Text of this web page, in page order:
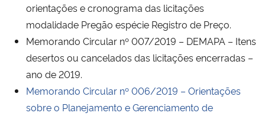
orientações e cronograma das licitações
modalidade Pregão espécie Registro de Preço.
Memorando Circular nº 007/2019 – DEMAPA – Itens
desertos ou cancelados das licitações encerradas –
ano de 2019.
Memorando Circular nº 006/2019 – Orientações
sobre o Planejamento e Gerenciamento de